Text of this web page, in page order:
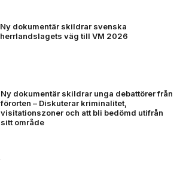
Ny dokumentär skildrar svenska
herrlandslagets väg till VM 2026
Ny dokumentär skildrar unga debattörer från
förorten – Diskuterar kriminalitet,
visitationszoner och att bli bedömd utifrån
sitt område